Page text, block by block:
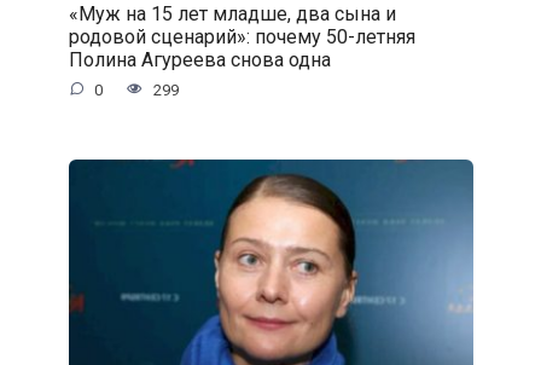
«Муж на 15 лет младше, два сына и
родовой сценарий»: почему 50-летняя
Полина Агуреева снова одна
0 299